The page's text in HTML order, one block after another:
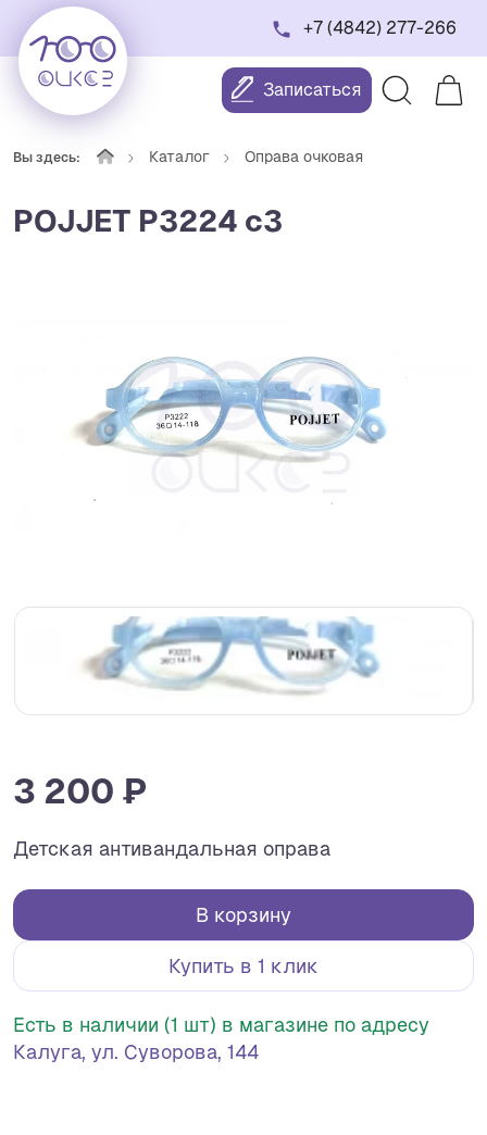
+7 (4842) 277-266
Записаться
Вы здесь: Каталог Оправа очковая
POJJET P3224 с3
3 200 ₽
Детская антивандальная оправа
В корзину
Купить в 1 клик
Есть в наличии (1 шт) в магазине по адресу
Калуга, ул. Суворова, 144